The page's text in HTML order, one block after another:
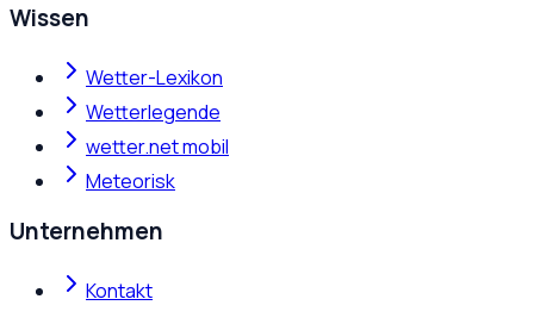
Wissen
Wetter-Lexikon
Wetterlegende
wetter.net mobil
Meteorisk
Unternehmen
Kontakt